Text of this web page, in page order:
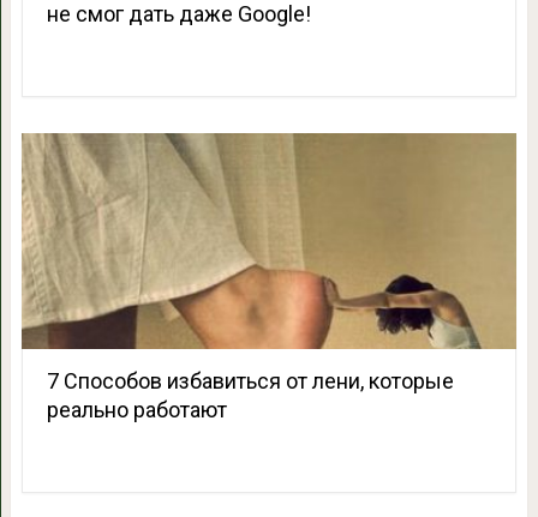
не смог дать даже Google!
7 Способов избавиться от лени, которые
реально работают